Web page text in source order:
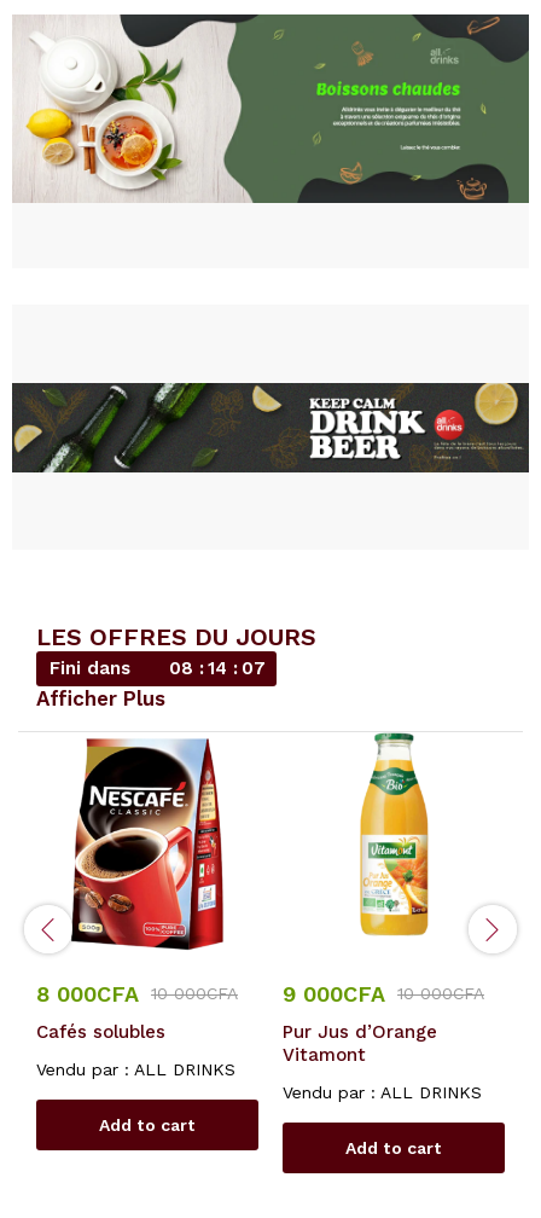
LES OFFRES DU JOURS
Fini dans 08 14 05
Afficher Plus
8 000CFA 10 000CFA
Cafés solubles
Vendu par : ALL DRINKS
Add to cart
9 000CFA 10 000CFA
Pur Jus d’Orange
Vitamont
Vendu par : ALL DRINKS
Add to cart